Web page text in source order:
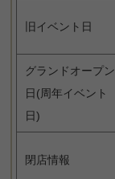
旧イベント日
グランドオープン
日(周年イベント
日)
閉店情報